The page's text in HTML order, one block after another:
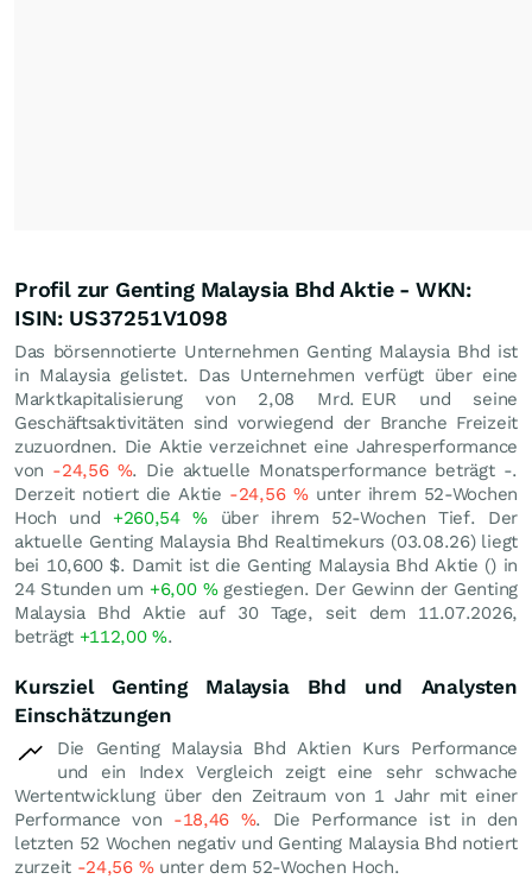
Profil zur Genting Malaysia Bhd Aktie - WKN:
ISIN: US37251V1098
Das börsennotierte Unternehmen Genting Malaysia Bhd ist
in Malaysia gelistet. Das Unternehmen verfügt über eine
Marktkapitalisierung von 2,08 Mrd. EUR und seine
Geschäftsaktivitäten sind vorwiegend der Branche Freizeit
zuzuordnen. Die Aktie verzeichnet eine Jahresperformance
von -24,56 %. Die aktuelle Monatsperformance beträgt -.
Derzeit notiert die Aktie -24,56 %unter ihrem 52-Wochen
Hoch und +260,54% über ihrem 52-Wochen Tief. Der
aktuelle Genting Malaysia Bhd Realtimekurs (03.08.26) liegt
bei 10,600 $. Damit ist die Genting Malaysia Bhd Aktie () in
24 Stunden um +6,00 %gestiegen. Der Gewinn der Genting
Malaysia Bhd Aktie auf 30 Tage, seit dem 11.07.2026,
beträgt +112,00%.
Kursziel Genting Malaysia Bhd und Analysten
Einschätzungen
Die Genting Malaysia Bhd Aktien Kurs Performance
und ein Index Vergleich zeigt eine sehr schwache
Wertentwicklung über den Zeitraum von 1 Jahr mit einer
Performance von -18,46 %. Die Performance ist in den
letzten 52 Wochen negativ und Genting Malaysia Bhd notiert
zurzeit -24,56 %unter dem 52-Wochen Hoch.